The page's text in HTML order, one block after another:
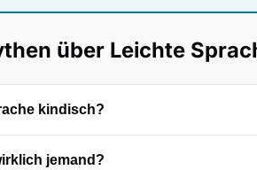
über Leichte
kindisch?
jemand?